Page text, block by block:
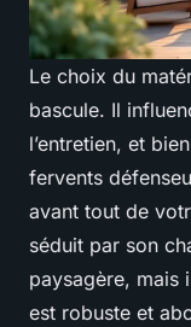
Le choix du
bascule. Il
l’entretien, et
fervents
avant tout de
séduit par son
paysagère, mais
est robuste et